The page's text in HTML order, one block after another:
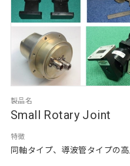
製品名
Small Rotary Joint
特徴
同軸タイプ、導波管タイプの